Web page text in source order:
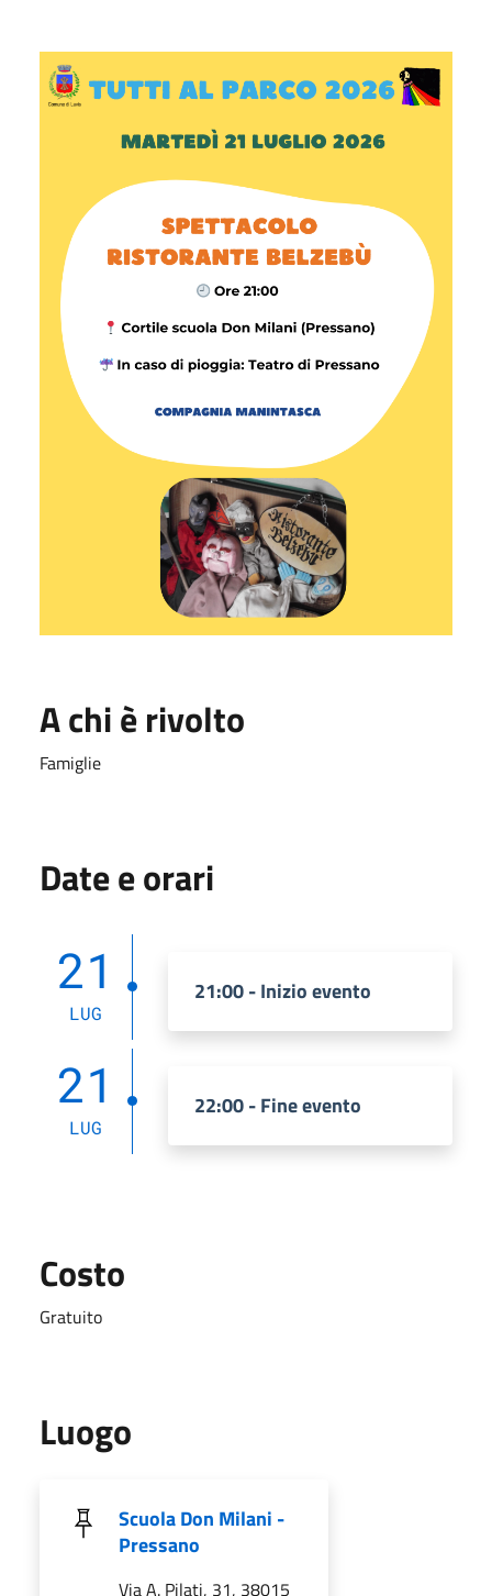
A chi è rivolto
Famiglie
Date e orari
21
LUG
21:00 - Inizio evento
21
LUG
22:00 - Fine evento
Costo
Gratuito
Luogo
Scuola Don Milani -
Pressano
Via A. Pilati, 31, 38015